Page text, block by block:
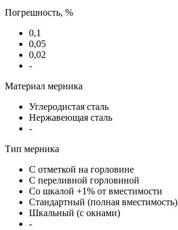
Погрешность, %
0,1
0,05
0,02
-
Материал мерника
Углеродистая сталь
Нержавеющая сталь
-
Тип мерника
С отметкой на горловине
С переливной горловиной
Со шкалой +1% от вместимости
Стандартный (полная вместимость)
Шкальный (с окнами)
-